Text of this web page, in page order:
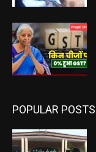
POPULAR POSTS